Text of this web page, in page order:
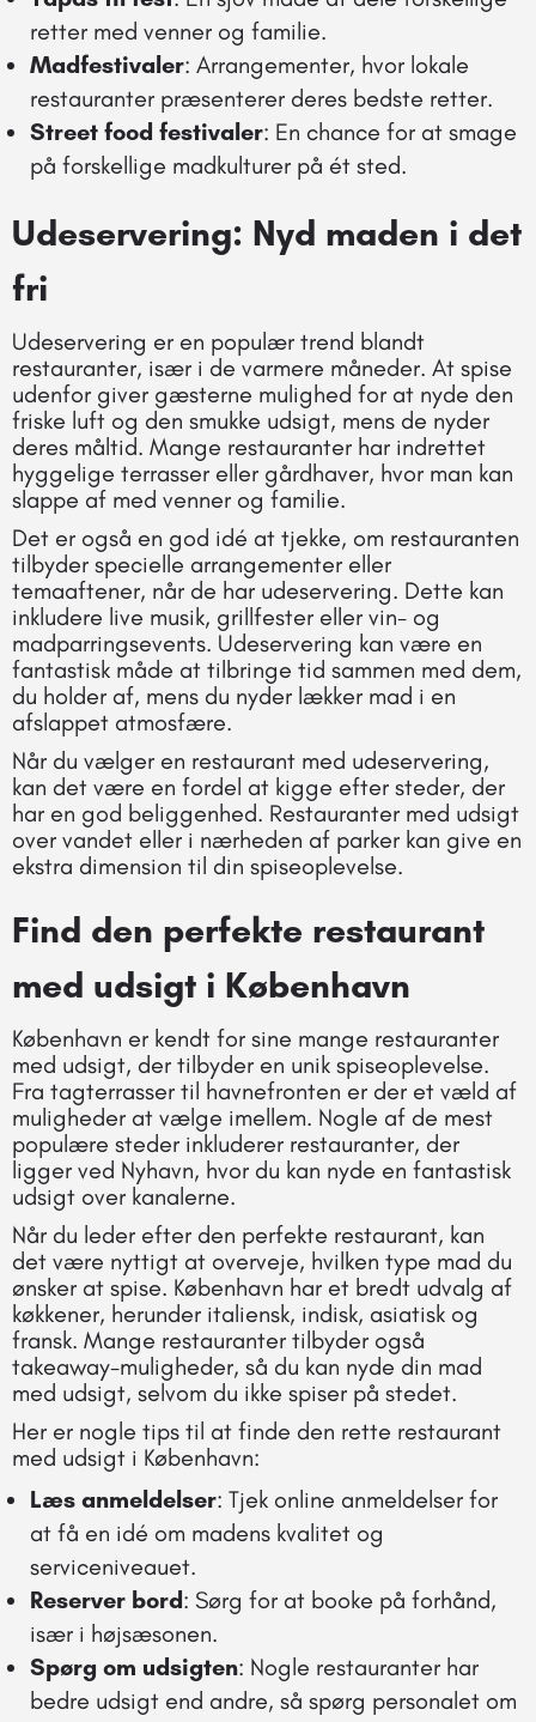
retter med venner og familie.
Madfestivaler: Arrangementer, hvor lokale
restauranter præsenterer deres bedste retter.
Street food festivaler: En chance for at smage
på forskellige madkulturer på ét sted.
Udeservering: Nyd maden i det
fri
Udeservering er en populær trend blandt
restauranter, især i de varmere måneder. At spise
udenfor giver gæsterne mulighed for at nyde den
friske luft og den smukke udsigt, mens de nyder
deres måltid. Mange restauranter har indrettet
hyggelige terrasser eller gårdhaver, hvor man kan
slappe af med venner og familie.
Det er også en god idé at tjekke, om restauranten
tilbyder specielle arrangementer eller
temaaftener, når de har udeservering. Dette kan
inkludere live musik, grillfester eller vin- og
madparringsevents. Udeservering kan være en
fantastisk måde at tilbringe tid sammen med dem,
du holder af, mens du nyder lækker mad i en
afslappet atmosfære.
Når du vælger en restaurant med udeservering,
kan det være en fordel at kigge efter steder, der
har en god beliggenhed. Restauranter med udsigt
over vandet eller i nærheden af parker kan give en
ekstra dimension til din spiseoplevelse.
Find den perfekte restaurant
med udsigt i København
København er kendt for sine mange restauranter
med udsigt, der tilbyder en unik spiseoplevelse.
Fra tagterrasser til havnefronten er der et væld af
muligheder at vælge imellem. Nogle af de mest
populære steder inkluderer restauranter, der
ligger ved Nyhavn, hvor du kan nyde en fantastisk
udsigt over kanalerne.
Når du leder efter den perfekte restaurant, kan
det være nyttigt at overveje, hvilken type mad du
ønsker at spise. København har et bredt udvalg af
køkkener, herunder italiensk, indisk, asiatisk og
fransk. Mange restauranter tilbyder også
takeaway-muligheder, så du kan nyde din mad
med udsigt, selvom du ikke spiser på stedet.
Her er nogle tips til at finde den rette restaurant
med udsigt i København:
Læs anmeldelser: Tjek online anmeldelser for
at få en idé om madens kvalitet og
serviceniveauet.
Reserver bord: Sørg for at booke på forhånd,
især i højsæsonen.
Spørg om udsigten: Nogle restauranter har
bedre udsigt end andre, så spørg personalet om